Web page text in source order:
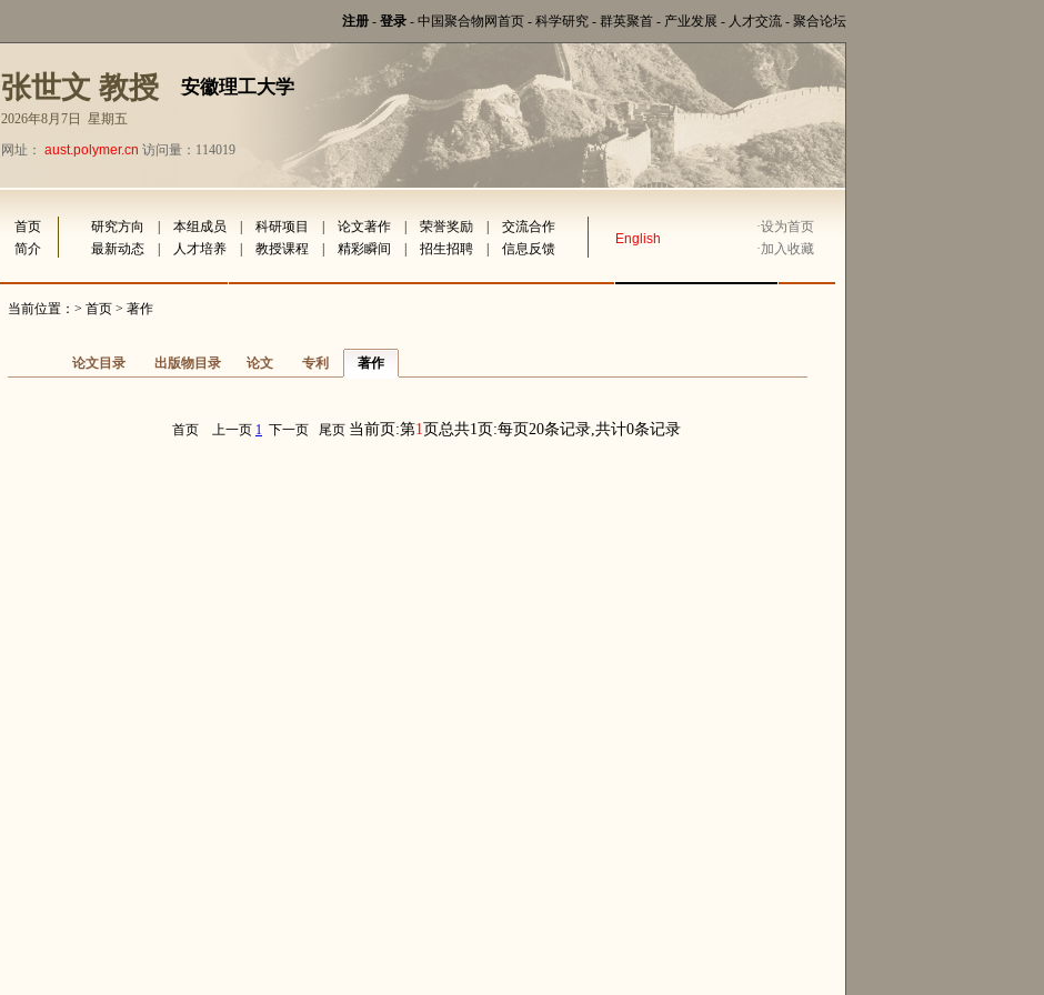
注册 - 登录 - 中国聚合物网首页 - 科学研究 - 群英聚首 - 产业发展 - 人才交流 - 聚合论坛
张世文 教授 安徽理工大学
2026年8月7日 星期五
网址： aust.polymer.cn 访问量：114019
首页 研究方向 本组成员 科研项目 论文著作 荣誉奖励 交流合作
English
·设为首页
简介
最新动态 人才培养 教授课程 精彩瞬间 招生招聘 信息反馈 ·加入收藏
当前位置：> 首页 > 著作
论文目录 出版物目录 论文 专利 著作
首页 上一页 1 下一页 尾页 当前页:第1页总共1页:每页20条记录,共计0条记录